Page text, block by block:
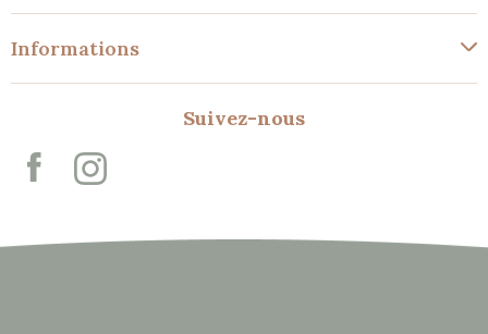
Informations
Suivez-nous